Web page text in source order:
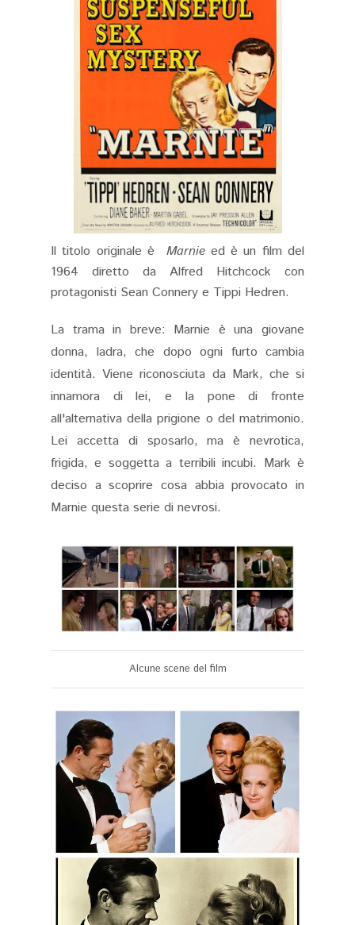
Il titolo originale è Marnie ed è un film del
1964 diretto da Alfred Hitchcock con
protagonisti Sean Connery e Tippi Hedren.
La trama in breve: Marnie è una giovane
donna, ladra, che dopo ogni furto cambia
identità. Viene riconosciuta da Mark, che si
innamora di lei, e la pone di fronte
all'alternativa della prigione o del matrimonio.
Lei accetta di sposarlo, ma è nevrotica,
frigida, e soggetta a terribili incubi. Mark è
deciso a scoprire cosa abbia provocato in
Marnie questa serie di nevrosi.
Alcune scene del film